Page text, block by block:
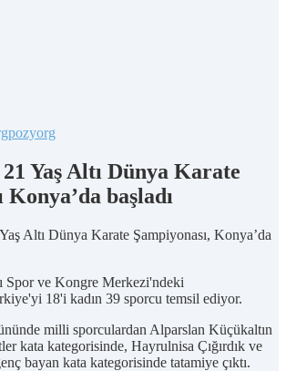
pozyorg
Yaş Altı Dünya Karate
Konya’da başladı
Altı Dünya Karate Şampiyonası, Konya’da
Spor ve Kongre Merkezi'ndeki
18'i kadın 39 sporcu temsil ediyor.
milli sporculardan Alparslan Küçükaltın
kata kategorisinde, Hayrulnisa Çığırdık ve
bayan kata kategorisinde tatamiye çıktı.